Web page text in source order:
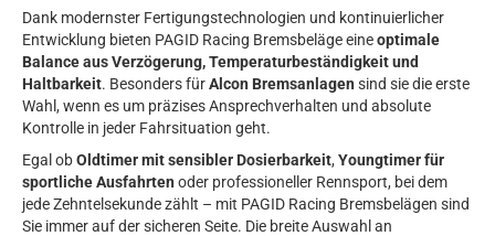
Dank modernster Fertigungstechnologien und kontinuierlicher
Entwicklung bieten PAGID Racing Bremsbeläge eineoptimale
Balance aus Verzögerung, Temperaturbeständigkeit und
Haltbarkeit. Besonders fürAlcon Bremsanlagen sind sie die erste
Wahl, wenn es um präzises Ansprechverhalten und absolute
Kontrolle in jeder Fahrsituation geht.
Egal obOldtimer mit sensibler Dosierbarkeit, Youngtimer für
sportliche Ausfahrten oder professioneller Rennsport, bei dem
jede Zehntelsekunde zählt – mit PAGID Racing Bremsbelägen sind
Sie immer auf der sicheren Seite. Die breite Auswahl an